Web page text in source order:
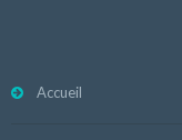
Accueil